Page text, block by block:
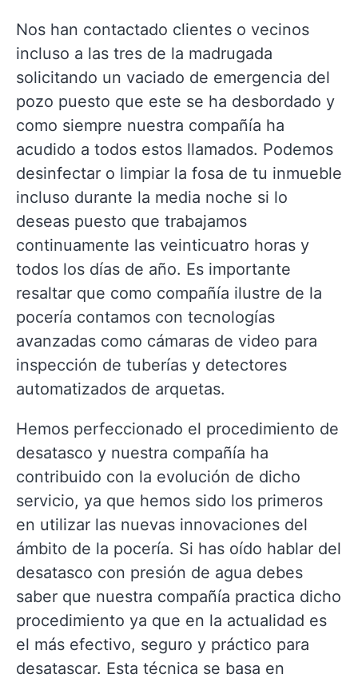
Nos han contactado clientes o vecinos
incluso a las tres de la madrugada
solicitando un vaciado de emergencia del
pozo puesto que este se ha desbordado y
como siempre nuestra compañía ha
acudido a todos estos llamados. Podemos
desinfectar o limpiar la fosa de tu inmueble
incluso durante la media noche si lo
deseas puesto que trabajamos
continuamente las veinticuatro horas y
todos los días de año. Es importante
resaltar que como compañía ilustre de la
pocería contamos con tecnologías
avanzadas como cámaras de video para
inspección de tuberías y detectores
automatizados de arquetas.
Hemos perfeccionado el procedimiento de
desatasco y nuestra compañía ha
contribuido con la evolución de dicho
servicio, ya que hemos sido los primeros
en utilizar las nuevas innovaciones del
ámbito de la pocería. Si has oído hablar del
desatasco con presión de agua debes
saber que nuestra compañía practica dicho
procedimiento ya que en la actualidad es
el más efectivo, seguro y práctico para
desatascar. Esta técnica se basa en